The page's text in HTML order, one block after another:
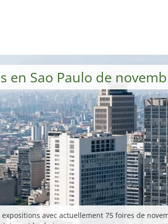
en Sao Paulo de
avec actuellement 75 foires de